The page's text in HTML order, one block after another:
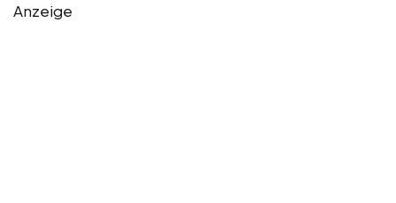
Anzeige